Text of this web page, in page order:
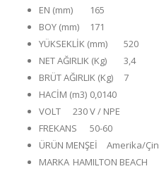
EN (mm)
165
BOY (mm)
171
YÜKSEKLİK (mm)
520
NET AĞIRLIK (Kg)
3,4
BRÜT AĞIRLIK (Kg)
7
HACİM (m3) 0,0140
VOLT
230 V / NPE
FREKANS
50-60
ÜRÜN MENŞEİ
Amerika/Çin
MARKA HAMILTON BEACH